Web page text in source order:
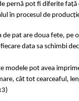
Pat Dublu
pernă pot fi diferite
în procesul de
de pat are doua fete, pe
data sa schimbi
modele pot avea
cât tot cearceaful,